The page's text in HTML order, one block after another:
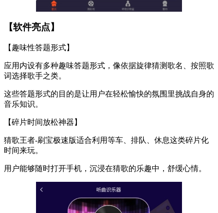
【软件亮点】
【趣味性答题形式】
应用内设有多种趣味答题形式，像依据旋律猜测歌名、按照歌
词选择歌手之类。
这些答题形式的目的是让用户在轻松愉快的氛围里挑战自身的
音乐知识。
【碎片时间放松神器】
猜歌王者-刷宝极速版适合利用等车、排队、休息这类碎片化
时间来玩。
用户能够随时打开手机，沉浸在猜歌的乐趣中，舒缓心情。